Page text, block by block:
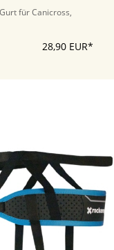
für Canicross,
28,90 EUR*